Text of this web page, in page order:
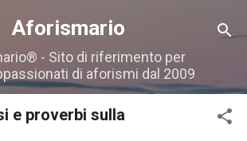
ai contenuti principali
Aforismario
- Sito di riferimento per
di aforismi dal 2009
e proverbi sulla